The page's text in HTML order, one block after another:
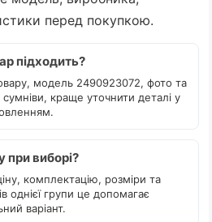
перед покупкою.
підходить?
модель 2490923072, фото та
краще уточнити деталі у
при виборі?
комплектацію, розміри та
однієї групи це допомагає
варіант.